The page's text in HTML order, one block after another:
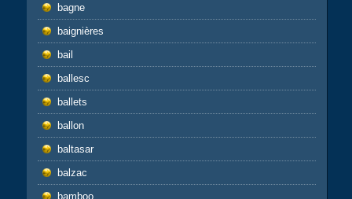
bagne
baignières
bail
ballesc
ballets
ballon
baltasar
balzac
bamboo